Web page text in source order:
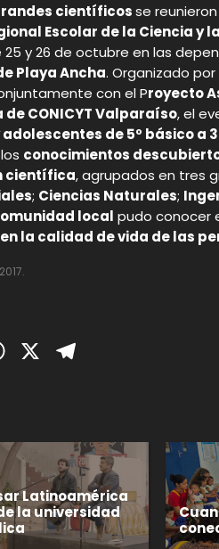
científicosse
Escolar de la Ciencia y
y 26 de octubre en las
Playa Ancha. Organizado
con el Proyecto
de CONICYT Valparaíso, el
adolescentes de 5º básico a
conocimientos
científica, agrupados en tres
; Ciencias Naturales;
local pudo conocer
la calidad de vida de las
WhatsApp
X
Latinoamérica
la universidad